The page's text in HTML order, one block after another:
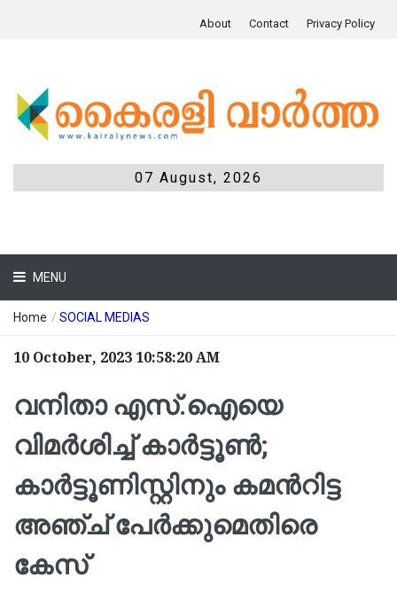
About Contact Privacy Policy
07 August, 2026
MENU
Home / SOCIAL MEDIAS
10 October, 2023 10:58:20 AM
വനിതാ എസ്.ഐയെ
വിമർശിച്ച് കാർട്ടൂണ്‍;
കാർട്ടൂണിസ്റ്റിനും കമന്‍റിട്ട
അഞ്ച് പേർക്കുമെതിരെ
കേസ്